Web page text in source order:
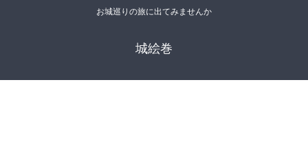
お城巡りの旅に出てみませんか
城絵巻